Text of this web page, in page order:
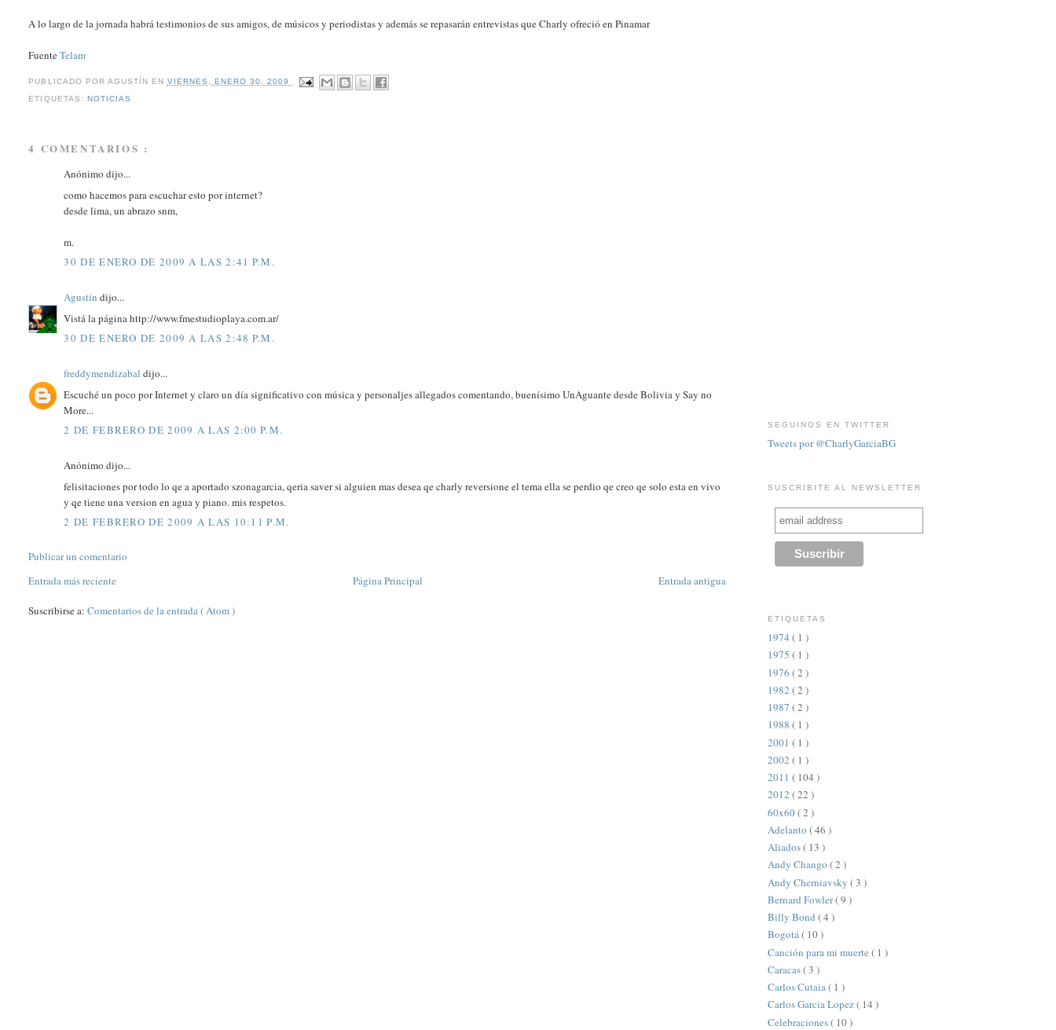
A lo largo de la jornada habrá testimonios de sus amigos, de músicos y periodistas y además se repasarán entrevistas que Charly ofreció en Pinamar
FuenteTelam
PUBLICADO POR AGUSTÍN EN VIERNES, ENERO 30, 2009
ETIQUETAS: NOTICIAS
4 COMENTARIOS :
Anónimo dijo...
como hacemos para escuchar esto por internet?
desde lima, un abrazo snm,
m.
30 DE ENERO DE 2009 A LAS 2:41 P.M.
Agustíndijo...
Vistá la página http://www.fmestudioplaya.com.ar/
30 DE ENERO DE 2009 A LAS 2:48 P.M.
freddymendizabaldijo...
Escuché un poco por Internet y claro un día significativo con música y personaljes allegados comentando, buenísimo UnAguante desde Bolivia y Say no
More...
2 DE FEBRERO DE 2009 A LAS 2:00 P.M.
Anónimo dijo...
felisitaciones por todo lo qe a aportado szonagarcia, qeria saver si alguien mas desea qe charly reversione el tema ella se perdio qe creo qe solo esta en vivo
y qe tiene una version en agua y piano. mis respetos.
2 DE FEBRERO DE 2009 A LAS 10:11 P.M.
Publicar un comentario
Entrada más reciente
Entrada antigua
Página Principal
Suscribirse a:Comentarios de la entrada ( Atom )
SEGUINOS EN TWITTER
Tweets por @CharlyGarciaBG
SUSCRIBITE AL NEWSLETTER
ETIQUETAS
1974 ( 1 )
1975 ( 1 )
1976 ( 2 )
1982 ( 2 )
1987 ( 2 )
1988 ( 1 )
2001 ( 1 )
2002 ( 1 )
2011 ( 104 )
2012 ( 22 )
60x60( 2 )
Adelanto ( 46 )
Aliados( 13 )
Andy Chango ( 2 )
Andy Cherniavsky ( 3 )
Bernard Fowler( 9 )
Billy Bond ( 4 )
Bogotá( 10 )
Canción para mi muerte ( 1 )
Caracas( 3 )
Carlos Cutaia( 1 )
Carlos Garcia Lopez( 14 )
Celebraciones( 10 )